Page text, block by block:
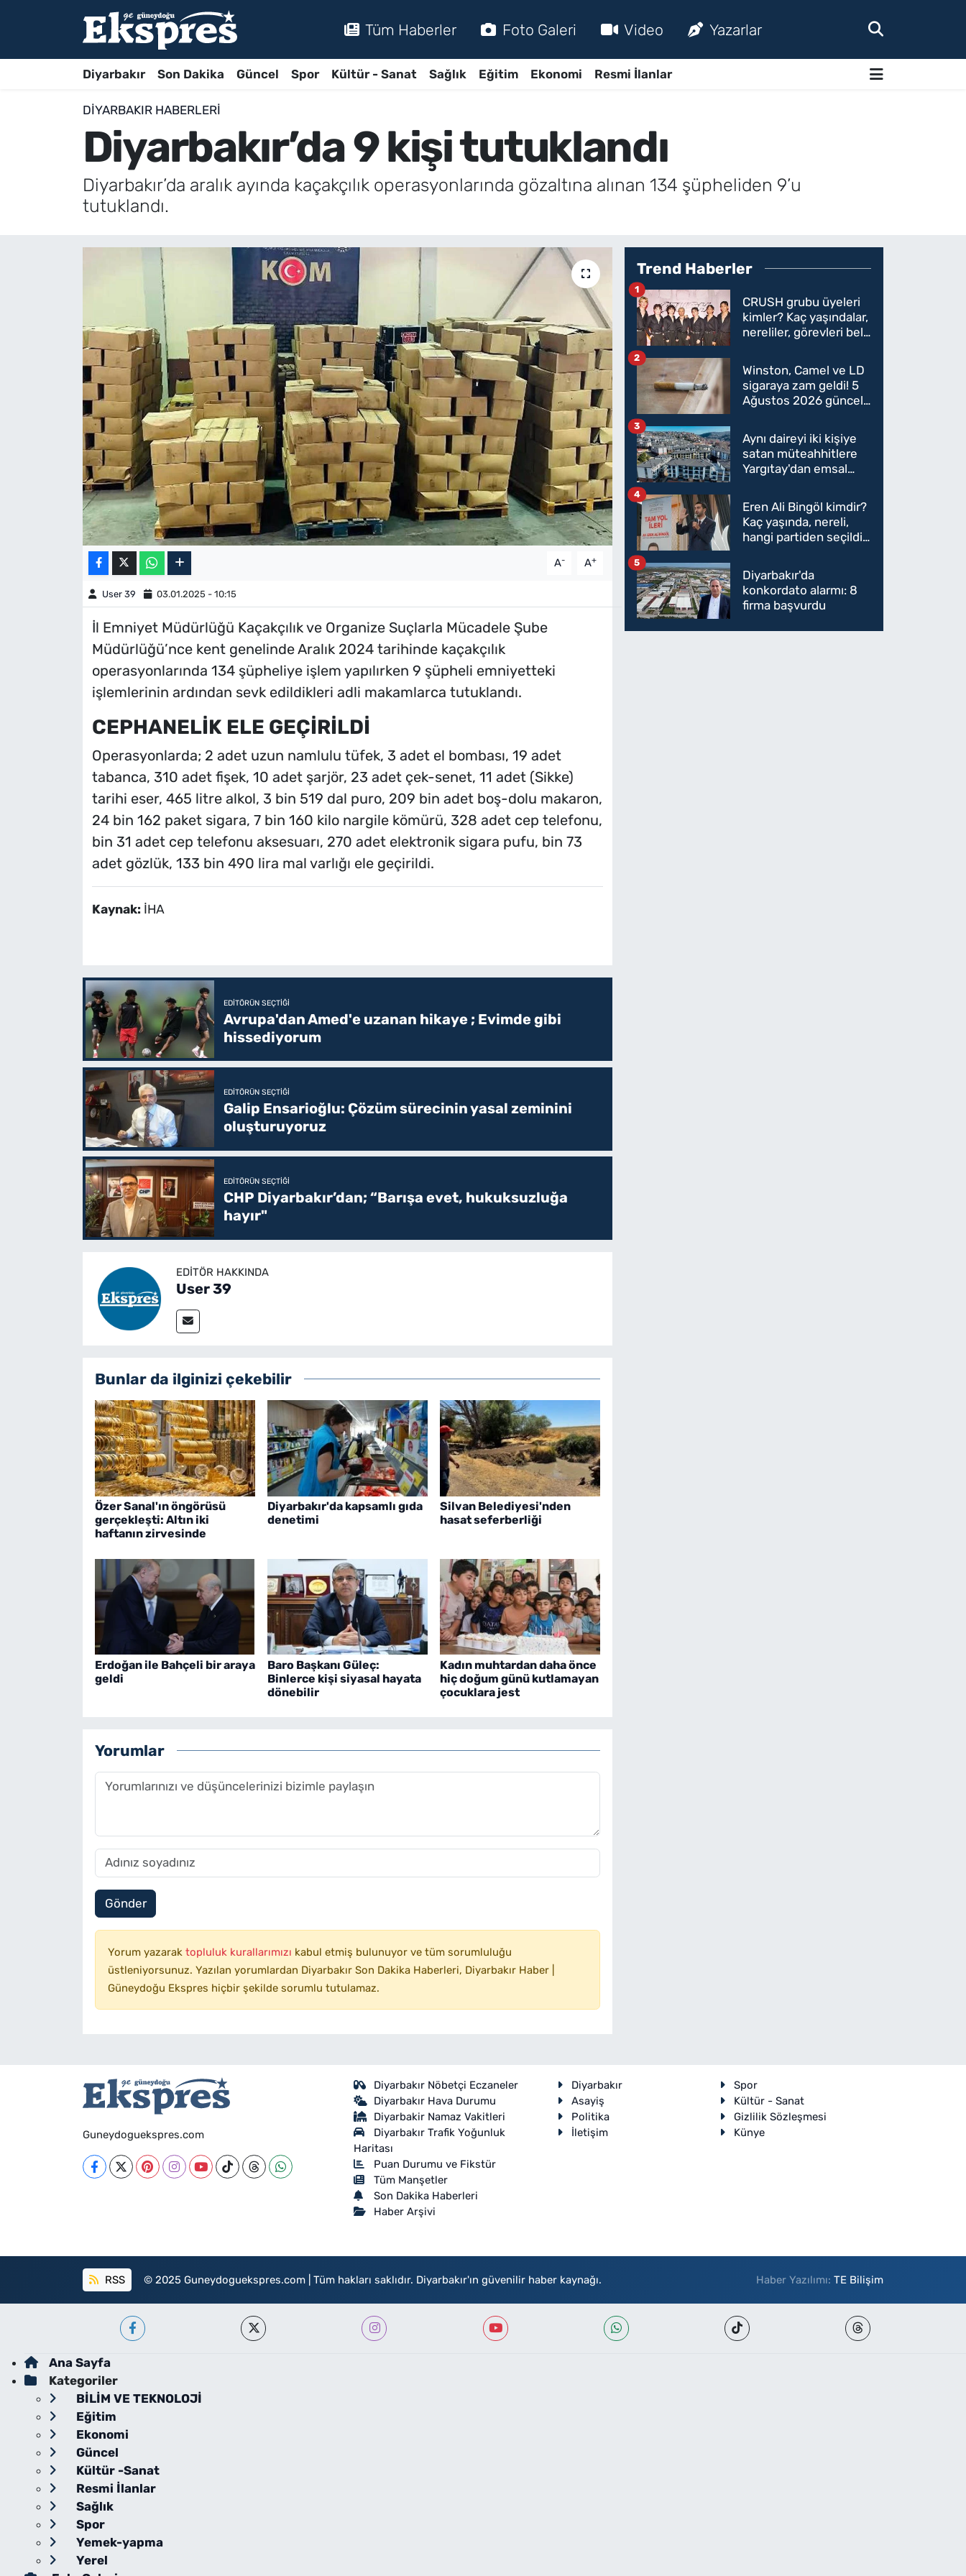
Tüm Haberler Foto Galeri Video Yazarlar
Diyarbakır Son Dakika Güncel Spor Kültür - Sanat Sağlık Eğitim Ekonomi Resmi İlanlar
DIYARBAKIR HABERLERI
Diyarbakır’da 9 kişi tutuklandı
Diyarbakır’da aralık ayında kaçakçılık operasyonlarında gözaltına alınan 134 şüpheliden 9’u
tutuklandı.
A- A+
User 39 03.01.2025 - 10:15
İl Emniyet Müdürlüğü Kaçakçılık ve Organize Suçlarla Mücadele Şube
Müdürlüğü’nce kent genelinde Aralık 2024 tarihinde kaçakçılık
operasyonlarında 134 şüpheliye işlem yapılırken 9 şüpheli emniyetteki
işlemlerinin ardından sevk edildikleri adli makamlarca tutuklandı.
CEPHANELİK ELE GEÇİRİLDİ
Operasyonlarda; 2 adet uzun namlulu tüfek, 3 adet el bombası, 19 adet
tabanca, 310 adet fişek, 10 adet şarjör, 23 adet çek-senet, 11 adet (Sikke)
tarihi eser, 465 litre alkol, 3 bin 519 dal puro, 209 bin adet boş-dolu makaron,
24 bin 162 paket sigara, 7 bin 160 kilo nargile kömürü, 328 adet cep telefonu,
bin 31 adet cep telefonu aksesuarı, 270 adet elektronik sigara pufu, bin 73
adet gözlük, 133 bin 490 lira mal varlığı ele geçirildi.
Kaynak: İHA
EDITÖRÜN SEÇTIĞI
Avrupa'dan Amed'e uzanan hikaye ; Evimde gibi
hissediyorum
EDITÖRÜN SEÇTIĞI
Galip Ensarioğlu: Çözüm sürecinin yasal zeminini
oluşturuyoruz
EDITÖRÜN SEÇTIĞI
CHP Diyarbakır’dan; “Barışa evet, hukuksuzluğa
hayır"
EDITÖR HAKKINDA
User 39
Bunlar da ilginizi çekebilir
Özer Sanal'ın öngörüsü
gerçekleşti: Altın iki
haftanın zirvesinde
Diyarbakır'da kapsamlı gıda
denetimi
Silvan Belediyesi'nden
hasat seferberliği
Erdoğan ile Bahçeli bir araya
geldi
Baro Başkanı Güleç:
Binlerce kişi siyasal hayata
dönebilir
Kadın muhtardan daha önce
hiç doğum günü kutlamayan
çocuklara jest
Yorumlar
Gönder
Yorum yazarak topluluk kurallarımızı kabul etmiş bulunuyor ve tüm sorumluluğu
üstleniyorsunuz. Yazılan yorumlardan Diyarbakır Son Dakika Haberleri, Diyarbakır Haber |
Güneydoğu Ekspres hiçbir şekilde sorumlu tutulamaz.
Trend Haberler
CRUSH grubu üyeleri
kimler? Kaç yaşındalar,
nereliler, görevleri belli
1
Winston, Camel ve LD
sigaraya zam geldi! 5
Ağustos 2026 güncel
oldu
2
Aynı daireyi iki kişiye
satan müteahhitlere
Yargıtay'dan emsal
3
Eren Ali Bingöl kimdir?
Kaç yaşında, nereli,
hangi partiden seçildi?
Parti'ye mi geçecek?
4
Diyarbakır'da
konkordato alarmı: 8
firma başvurdu
5
Guneydoguekspres.com
Diyarbakır Nöbetçi Eczaneler
Diyarbakır Hava Durumu
Diyarbakir Namaz Vakitleri
Diyarbakır Trafik Yoğunluk
Haritası
Puan Durumu ve Fikstür
Tüm Manşetler
Son Dakika Haberleri
Haber Arşivi
Diyarbakır
Spor
Asayiş
Kültür - Sanat
Politika
Gizlilik Sözleşmesi
İletişim
Künye
RSS © 2025 Guneydoguekspres.com | Tüm hakları saklıdır. Diyarbakır'ın güvenilir haber kaynağı. Haber Yazılımı:TE Bilişim
Ana Sayfa
Kategoriler
BİLİM VE TEKNOLOJİ
Eğitim
Ekonomi
Güncel
Kültür -Sanat
Resmi İlanlar
Sağlık
Spor
Yemek-yapma
Yerel